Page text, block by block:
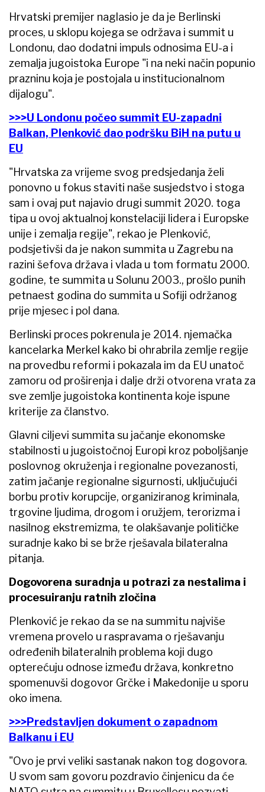
Hrvatski premijer naglasio je da je Berlinski
proces, u sklopu kojega se održava i summit u
Londonu, dao dodatni impuls odnosima EU-a i
zemalja jugoistoka Europe "i na neki način popunio
prazninu koja je postojala u institucionalnom
dijalogu".
>>>U Londonu počeo summit EU-zapadni
Balkan, Plenković dao podršku BiH na putu u
EU
"Hrvatska za vrijeme svog predsjedanja želi
ponovno u fokus staviti naše susjedstvo i stoga
sam i ovaj put najavio drugi summit 2020. toga
tipa u ovoj aktualnoj konstelaciji lidera i Europske
unije i zemalja regije", rekao je Plenković,
podsjetivši da je nakon summita u Zagrebu na
razini šefova država i vlada u tom formatu 2000.
godine, te summita u Solunu 2003., prošlo punih
petnaest godina do summita u Sofiji održanog
prije mjesec i pol dana.
Berlinski proces pokrenula je 2014. njemačka
kancelarka Merkel kako bi ohrabrila zemlje regije
na provedbu reformi i pokazala im da EU unatoč
zamoru od proširenja i dalje drži otvorena vrata za
sve zemlje jugoistoka kontinenta koje ispune
kriterije za članstvo.
Glavni ciljevi summita su jačanje ekonomske
stabilnosti u jugoistočnoj Europi kroz poboljšanje
poslovnog okruženja i regionalne povezanosti,
zatim jačanje regionalne sigurnosti, uključujući
borbu protiv korupcije, organiziranog kriminala,
trgovine ljudima, drogom i oružjem, terorizma i
nasilnog ekstremizma, te olakšavanje političke
suradnje kako bi se brže rješavala bilateralna
pitanja.
Dogovorena suradnja u potrazi za nestalima i
procesuiranju ratnih zločina
Plenković je rekao da se na summitu najviše
vremena provelo u raspravama o rješavanju
određenih bilateralnih problema koji dugo
opterećuju odnose između država, konkretno
spomenuvši dogovor Grčke i Makedonije u sporu
oko imena.
>>>Predstavljen dokument o zapadnom
Balkanu i EU
"Ovo je prvi veliki sastanak nakon tog dogovora.
U svom sam govoru pozdravio činjenicu da će